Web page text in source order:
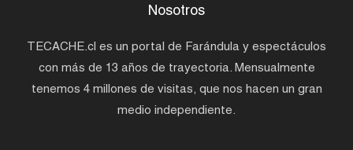
Nosotros
TECACHE.cl es un portal de Farándula y espectáculos
con más de 13 años de trayectoria. Mensualmente
tenemos 4 millones de visitas, que nos hacen un gran
medio independiente.